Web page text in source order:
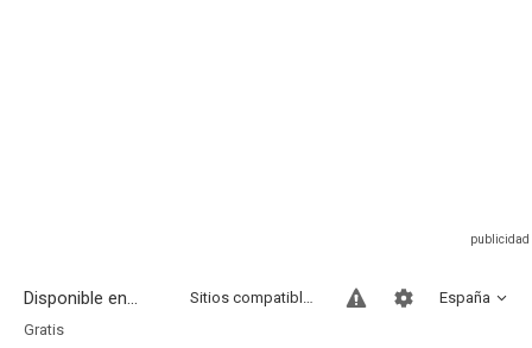
Disponible en... España
Sitios compatibles
Gratis